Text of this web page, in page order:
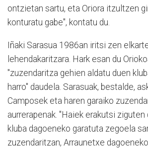
ontzietan sartu, eta Oriora itzultzen
konturatu gabe", kontatu du.
Iñaki Sarasua 1986an iritsi zen
lehendakaritzara. Hark esan du
"zuzendaritza gehien aldatu duen
harro" daudela. Sarasuak, bestalde,
Camposek eta haren garaiko
aurrerapenak. "Haiek erakutsi ziguten
kluba dagoeneko garatuta zegoela
zuzendaritzan, Arraunetxe